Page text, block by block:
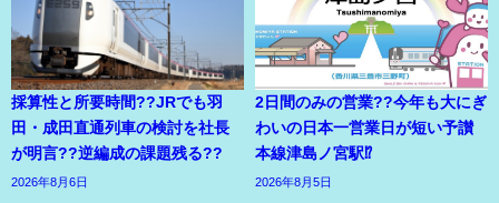
採算性と所要時間??JRでも羽
田・成田直通列車の検討を社長
が明言??逆編成の課題残る??
2026年8月6日
2日間のみの営業??今年も大にぎ
わいの日本一営業日が短い予讃
本線津島ノ宮駅⁉
2026年8月5日